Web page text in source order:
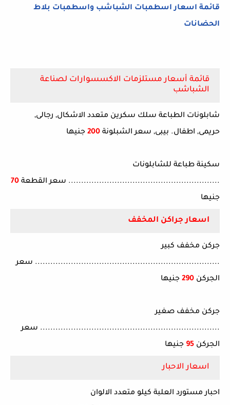
قائمة اسعار اسطمبات الشباشب واسطمبات بلاط
الحضانات
قائمة أسعار مستلزمات الاكسسوارات لصناعة
الشباشب
شابلونات الطباعة سلك سكرين متعدد الاشكال, رجالى,
حريمى, اطفال. بيبى, سعر الشبلونة 200 جنيها
سكينة طباعة للشابلونات
........................................................... سعر القطعة 70
جنيها
اسعار جراكن المخفف
جركن مخفف كبير
........................................................................ سعر
الجركن 290 جنيها
جركن مخفف صغير
...................................................................... سعر
الجركن 95 جنيها
اسعار الاحبار
احبار مستورد العلبة كيلو متعدد الالوان